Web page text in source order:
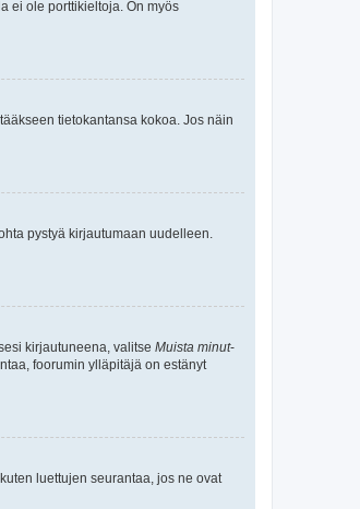
ei ole porttikieltoja. On myös
tietokantansa kokoa. Jos näin
pystyä kirjautumaan uudelleen.
kirjautuneena, valitse Muista minut-
foorumin ylläpitäjä on estänyt
luettujen seurantaa, jos ne ovat